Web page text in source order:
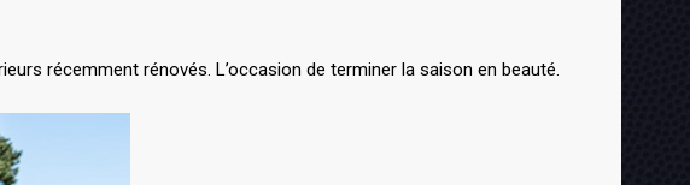
récemment rénovés. L’occasion de terminer la saison en beauté.